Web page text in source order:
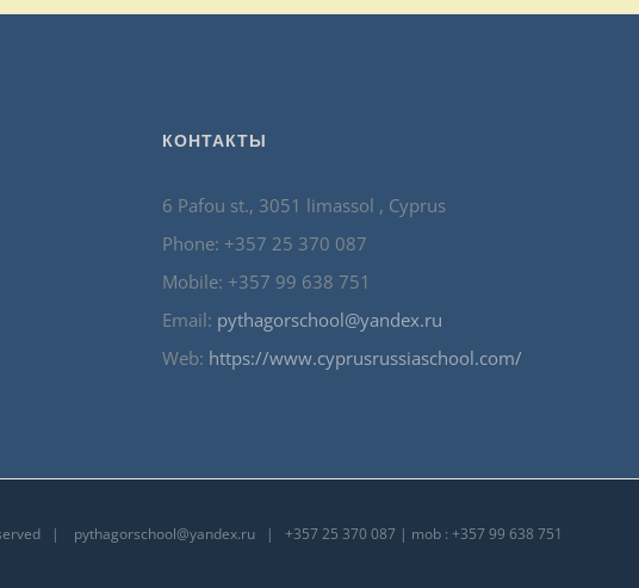
КОНТАКТЫ
6 Pafou st., 3051 limassol , Cyprus
Phone: +357 25 370 087
Mobile: +357 99 638 751
Email: pythagorschool@yandex.ru
Web: https://www.cyprusrussiaschool.com/
| pythagorschool@yandex.ru | +357 25 370 087 | mob : +357 99 638 751